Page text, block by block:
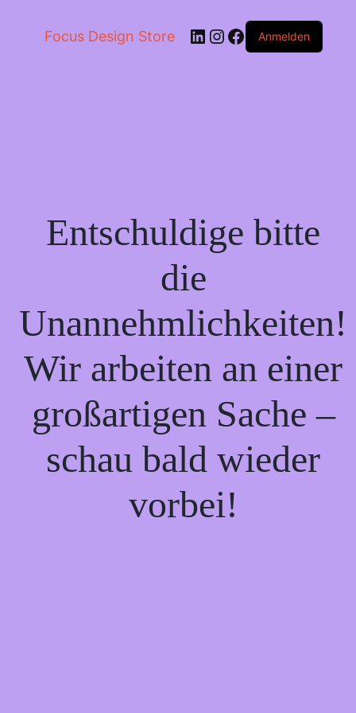
Focus Design Store LinkedIn
Instagram
Facebook
Anmelden
Entschuldige bitte
die
Unannehmlichkeiten!
Wir arbeiten an einer
großartigen Sache –
schau bald wieder
vorbei!